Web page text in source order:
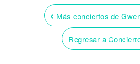
‹ Más conciertos de
Regresar a